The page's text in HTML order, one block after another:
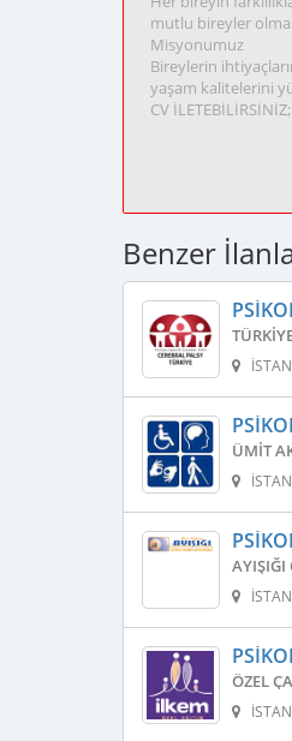
mutlu bireyler
Misyonumuz
Bireylerin
yaşam kalitelerini
CV
Benzer
ÜMIT
AYIŞIĞI
ÖZEL